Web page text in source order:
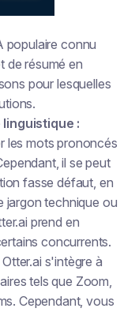
populaire connu
de résumé en
pour lesquelles
:
les mots prononcés
il se peut
fasse défaut, en
jargon technique ou
prend en
concurrents.
Otter.ai s'intègre à
tels que Zoom,
Cependant, vous